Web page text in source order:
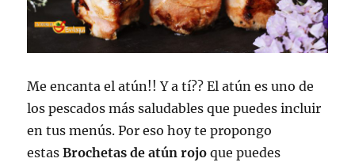
Me encanta el atún!! Y a tí?? El atún es uno de
los pescados más saludables que puedes incluir
en tus menús. Por eso hoy te propongo
estasBrochetas de atún rojoque puedes